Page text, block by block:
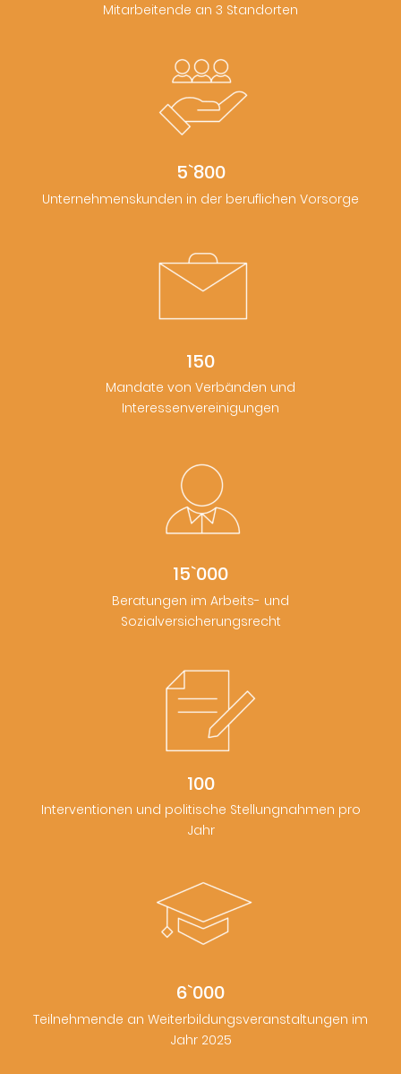
Mitarbeitende an 3 Standorten
5`800
Unternehmenskunden in der beruflichen Vorsorge
150
Mandate von Verbänden und
Interessenvereinigungen
15`000
Beratungen im Arbeits- und
Sozialversicherungsrecht
100
Interventionen und politische Stellungnahmen pro
Jahr
6`000
Teilnehmende an Weiterbildungsveranstaltungen im
Jahr 2025